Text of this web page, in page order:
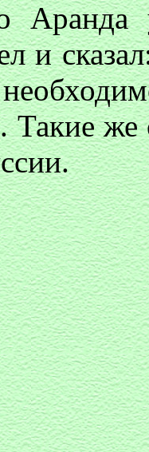
Аранда
и
же